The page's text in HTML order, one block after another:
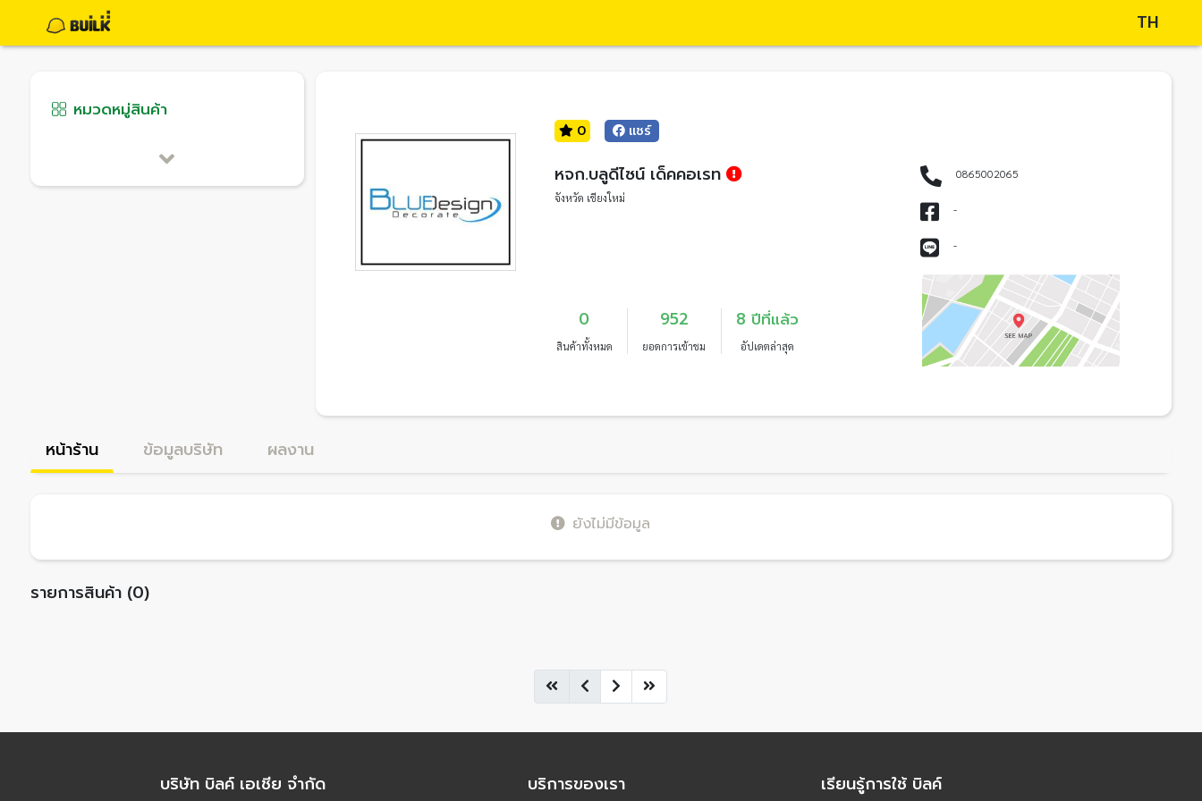
TH
หมวดหมู่สินค้า
0 แชร์
หจก.บลูดีไซน์ เด็คคอเรท
จังหวัด เชียงใหม่
0
สินค้าทั้งหมด
952
ยอดการเข้าชม
8 ปีที่แล้ว
อัปเดตล่าสุด
0865002065
-
-
หน้าร้าน ข้อมูลบริษัท ผลงาน
ยังไม่มีข้อมูล
รายการสินค้า (0)
บริษัท บิลค์ เอเชีย จำกัด บริการของเรา เรียนรู้การใช้ บิลค์